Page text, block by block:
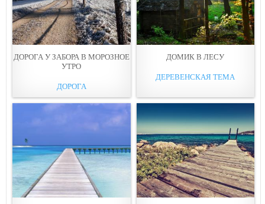
ДОРОГА У ЗАБОРА В МОРОЗНОЕ
УТРО
ДОРОГА
ДОМИК В ЛЕСУ
ДЕРЕВЕНСКАЯ ТЕМА